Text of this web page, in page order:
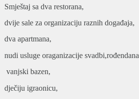
Smještaj sa dva restorana,
dvije sale za organizaciju raznih događaja,
dva apartmana,
nudi usluge oraganizacije svadbi,rođendana
vanjski bazen,
dječiju igraonicu,